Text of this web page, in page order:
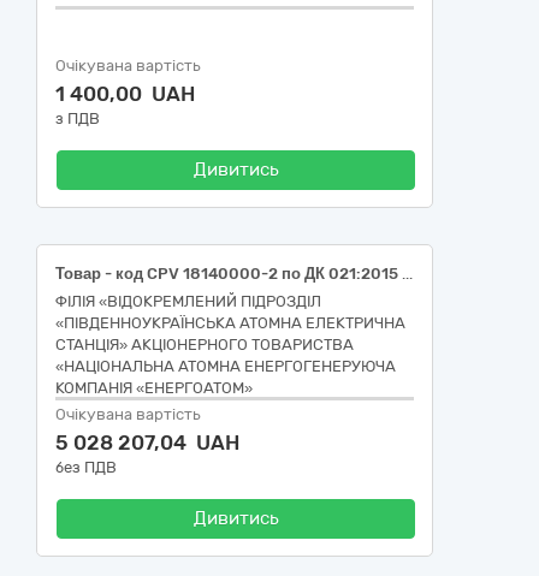
Очікувана вартість
1 400,00 UAH
з ПДВ
Дивитись
Товар - код CPV 18140000-2 по ДК 021:2015 - Аксесуари до робочого одягу (Засоби індивідуального захисту). РПЗ-9.61.
ФІЛІЯ «ВІДОКРЕМЛЕНИЙ ПІДРОЗДІЛ
«ПІВДЕННОУКРАЇНСЬКА АТОМНА ЕЛЕКТРИЧНА
СТАНЦІЯ» АКЦІОНЕРНОГО ТОВАРИСТВА
«НАЦІОНАЛЬНА АТОМНА ЕНЕРГОГЕНЕРУЮЧА
КОМПАНІЯ «ЕНЕРГОАТОМ»
Очікувана вартість
5 028 207,04 UAH
без ПДВ
Дивитись